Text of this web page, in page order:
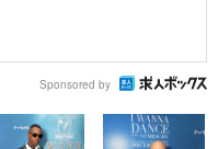
Sponsored by